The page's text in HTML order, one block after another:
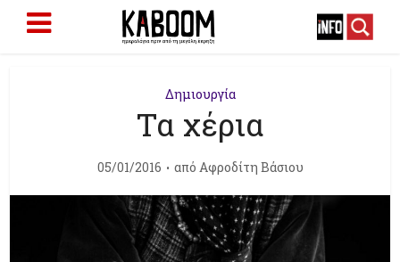
Δημιουργία
Τα χέρια
05/01/2016 από Αφροδίτη Βάσιου